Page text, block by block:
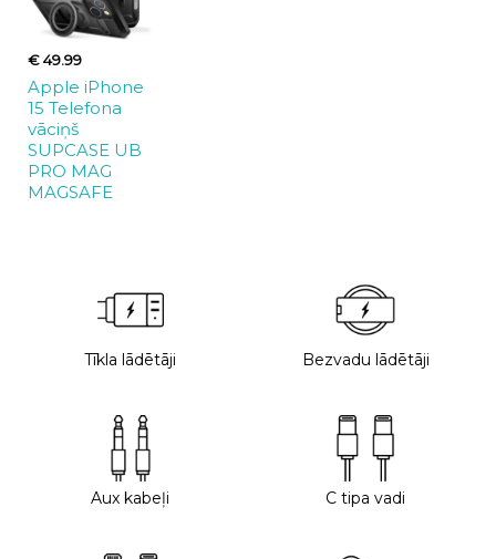
€ 49.99
Apple iPhone
15 Telefona
vāciņš
SUPCASE UB
PRO MAG
MAGSAFE
Tīkla lādētāji Bezvadu lādētāji
Aux kabeļi C tipa vadi